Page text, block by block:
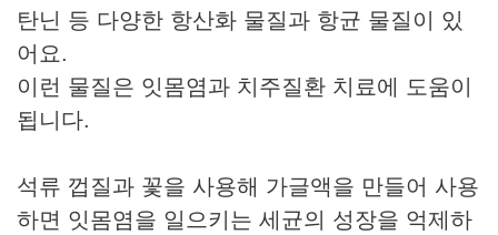
탄닌 등 다양한 항산화 물질과 항균 물질이 있
어요.
이런 물질은 잇몸염과 치주질환 치료에 도움이
됩니다.
석류 껍질과 꽃을 사용해 가글액을 만들어 사용
하면 잇몸염을 일으키는 세균의 성장을 억제하